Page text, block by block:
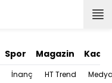
Spor Magazin Kadın
İnanç HT Trend